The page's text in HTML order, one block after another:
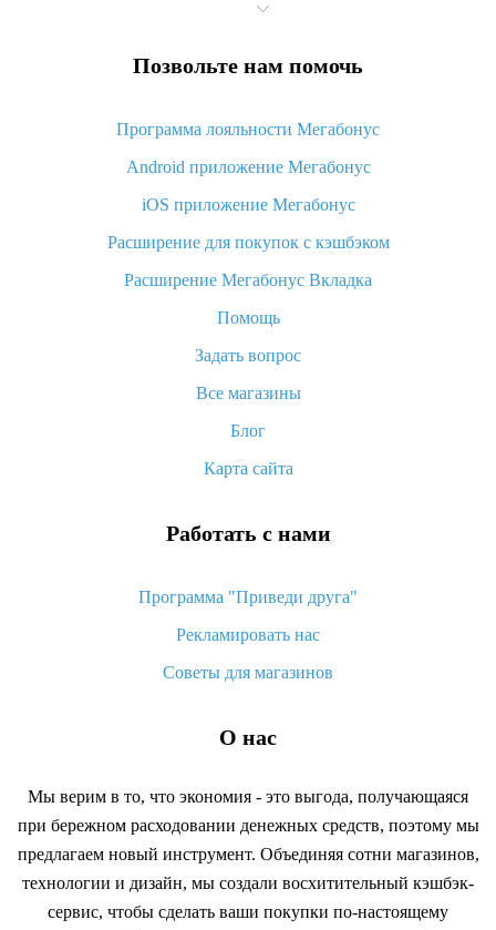
Что значит статус «Заказ закрыт» на Алиэкспресс и что
Что делать, если Алиэкспресс просит ввести паспортные
Как узнать, куда пришла посылка с Алиэкспресс
Вы отменили заказ на Алиэкспресс, когда вернут деньги?
Что такое баллы на Алиэкспресс, как их получить и
«AliExpress Standard Shipping»: что это за метод доставки и
как его отслеживать
Как покупать оптом на Алиэкспресс
Что делать, если не пришел товар с Алиэкспресс
возврата денег
Позвольте нам помочь
Программа лояльности Мегабонус
Android приложение Мегабонус
iOS приложение Мегабонус
Расширение для покупок с кэшбэком
Расширение Мегабонус Вкладка
Помощь
Задать вопрос
Все магазины
Блог
Карта сайта
Работать с нами
Программа "Приведи друга"
Рекламировать нас
Советы для магазинов
О нас
Мы верим в то, что экономия - это выгода, получающаяся
при бережном расходовании денежных средств, поэтому мы
предлагаем новый инструмент. Объединяя сотни магазинов,
технологии и дизайн, мы создали восхитительный кэшбэк-
сервис, чтобы сделать ваши покупки по-настоящему